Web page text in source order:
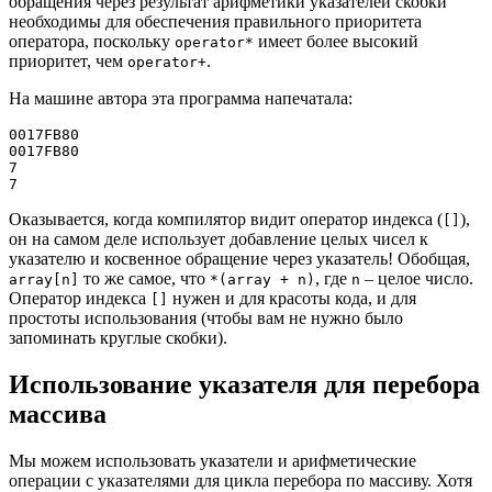
необходимы для обеспечения правильного приоритета
оператора, поскольку operator* имеет более высокий
приоритет, чем operator+.
На машине автора эта программа напечатала:
0017FB80
0017FB80
7
7
Оказывается, когда компилятор видит оператор индекса (
),
он на самом деле использует добавление целых чисел к
указателю и косвенное обращение через указатель! Обобщая,
array[n] то же самое, что *(array + n) , где n – целое число.
Оператор индекса
нужен и для красоты кода, и для
простоты использования (чтобы вам не нужно было
запоминать круглые скобки).
Использование указателя для перебора
массива
Мы можем использовать указатели и арифметические
операции с указателями для цикла перебора по массиву. Хотя